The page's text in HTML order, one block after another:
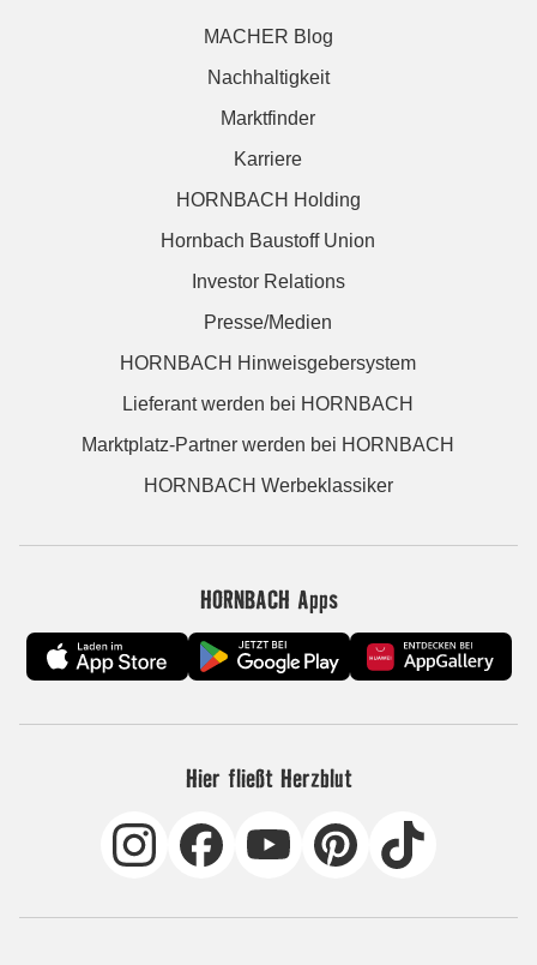
MACHER Blog
Nachhaltigkeit
Marktfinder
Karriere
HORNBACH Holding
Hornbach Baustoff Union
Investor Relations
Presse/Medien
HORNBACH Hinweisgebersystem
Lieferant werden bei HORNBACH
Marktplatz-Partner werden bei HORNBACH
HORNBACH Werbeklassiker
HORNBACH Apps
Hier fließt Herzblut